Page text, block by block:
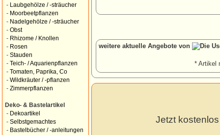
-
Laubgehölze / -sträucher
- Moorbeetpflanzen
- Nadelgehölze / -sträucher
- Obst
- Rhizome / Knollen
- Rosen
- Stauden
- Teich- / Aquarienpflanzen
- Tomaten, Paprika, Co
- Wildkräuter / -pflanzen
- Zimmerpflanzen
Deko- & Bastelartikel
- Dekoartikel
- Selbstgemachtes
- Bastelbücher / -anleitungen
weitere aktuelle Angebote von
* Artikel
Jetzt